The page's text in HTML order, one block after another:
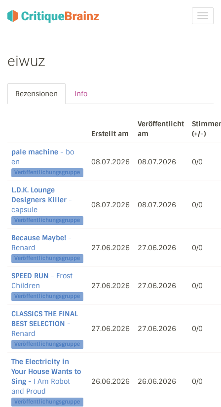
ein-/
eiwuz
Rezensionen Info
Erstellt am
Veröffentlicht
am
(+/-)
pale machine - bo
en
Veröffentlichungsgruppe
08.07.2026 08.07.2026 0/0
L.D.K. Lounge
Designers Killer -
capsule
Veröffentlichungsgruppe
08.07.2026 08.07.2026 0/0
Because Maybe! -
Renard
Veröffentlichungsgruppe
27.06.2026 27.06.2026 0/0
SPEED RUN - Frost
Children
Veröffentlichungsgruppe
27.06.2026 27.06.2026 0/0
CLASSICS THE FINAL
BEST SELECTION -
Renard
Veröffentlichungsgruppe
27.06.2026 27.06.2026 0/0
The Electricity in
Your House Wants to
Sing - I Am Robot
and Proud
Veröffentlichungsgruppe
26.06.2026 26.06.2026 0/0